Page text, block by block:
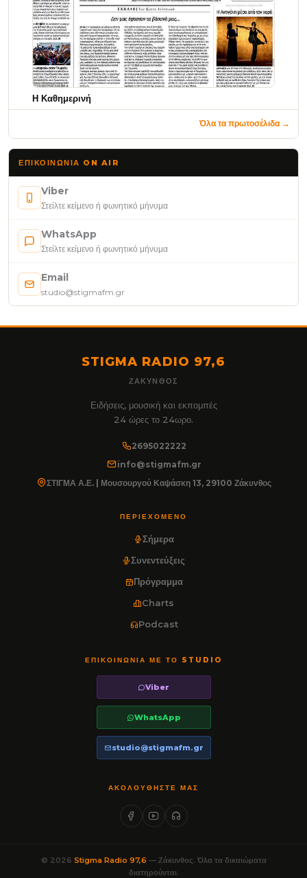
Η Καθημερινή
Όλα τα πρωτοσέλιδα →
ΕΠΙΚΟΙΝΩΝΊΑ ON AIR
Viber
Στείλτε κείμενο ή φωνητικό μήνυμα
WhatsApp
Στείλτε κείμενο ή φωνητικό μήνυμα
Email
studio@stigmafm.gr
STIGMA RADIO 97,6
ΖΆΚΥΝΘΟΣ
Ειδήσεις, μουσική και εκπομπές
24 ώρες το 24ωρο.
2695022222
info@stigmafm.gr
ΣΤΙΓΜΑ Α.Ε. | Μουσουργού Καψάσκη 13, 29100 Ζάκυνθος
ΠΕΡΙΕΧΌΜΕΝΟ
Σήμερα
Συνεντεύξεις
Πρόγραμμα
Charts
Podcast
ΕΠΙΚΟΙΝΩΝΊΑ ΜΕ ΤΟ STUDIO
Viber
WhatsApp
studio@stigmafm.gr
ΑΚΟΛΟΥΘΉΣΤΕ ΜΑΣ
© 2026 Stigma Radio 97,6 — Ζάκυνθος. Όλα τα δικαιώματα
διατηρούνται.